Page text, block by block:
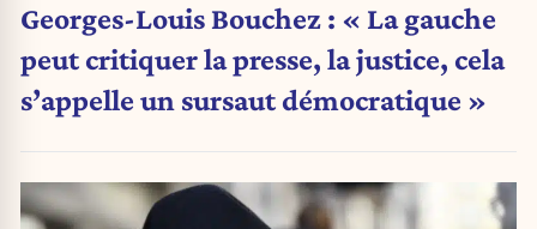
Georges-Louis Bouchez : « La gauche
peut critiquer la presse, la justice, cela
s’appelle un sursaut démocratique »